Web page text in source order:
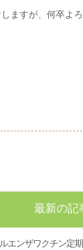
ますが、何卒よ
最新の記
エンザワクチン定